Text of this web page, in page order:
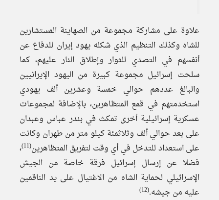
علاوة على مشاركة مجموعة من الصهاينة المستشارين
للشاه وكذلك التنظيم الذي شكله يهود إيران للدفاع عن
أنفسهم في التصدي للثوار وإطلاق النار عليهم، كما
سلحت إسرائيل مجموعة كبيرة من اليهود الإيرانيين
والبالغ عددهم حوالي خمسة وعشرين ألف يهودي
استخدمتهم في قمع المتظاهرين، بالإضافة لمجموعات
عسكرية إسرائيلية أخرى تمكث في بندر عباس وعبدان
على بعد حوالي ألف وثلاثمئة كيلو متر من طهران وكانت
على استعداد للتدخل في أي وقت لتفريق المتظاهرين(11)
،
فضلا عن إرسال إسرائيل فرقة خاصة من الجيش
الإسرائيلي لحماية الشاه من الاغتيال على يد الناقمين
عليه من جيشه.(12)